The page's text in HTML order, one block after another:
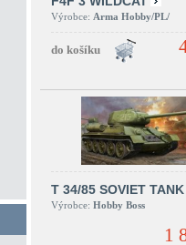
Výrobce: Arma Hobby/PL/
T 34/85 SOVIET TANK
Výrobce: Hobby Boss
1